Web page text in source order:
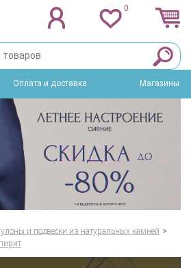
0
Оплата и доставка Магазины
и подвески из натуральных камней >